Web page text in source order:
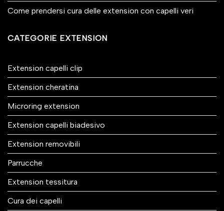
Come prendersi cura delle extension con capelli veri
CATEGORIE EXTENSION
Extension capelli clip
Extension cheratina
Microring extension
Extension capelli biadesivo
Extension removibili
Parrucche
Extension tessitura
Cura dei capelli